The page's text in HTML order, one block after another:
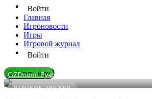
Войти
Главная
Игроновости
Игры
Игровой журнал
Войти
Добавить игру
ИГРОВЫЕ ДВИЖКИ
GZDoom: Руководство, Плюсы/Минусы и